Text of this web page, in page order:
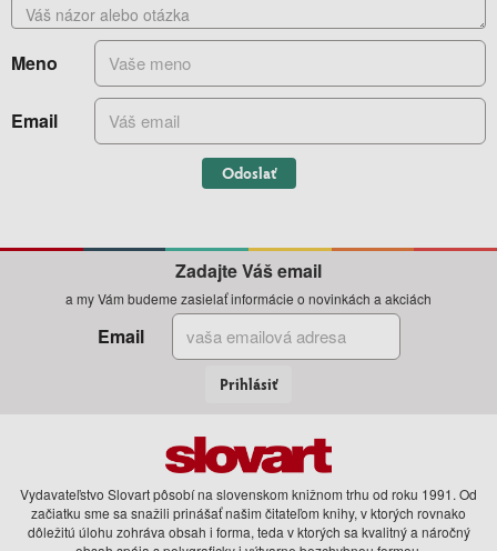
Meno
Email
Odoslať
Zadajte Váš email
a my Vám budeme zasielať informácie o novinkách a akciách
Email
Prihlásiť
Vydavateľstvo Slovart pôsobí na slovenskom knižnom trhu od roku 1991. Od
začiatku sme sa snažili prinášať našim čitateľom knihy, v ktorých rovnako
dôležitú úlohu zohráva obsah i forma, teda v ktorých sa kvalitný a náročný